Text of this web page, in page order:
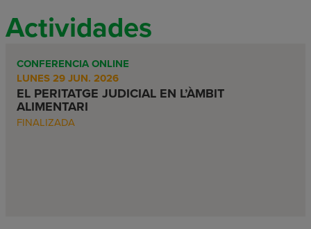
Actividades
CONFERENCIA ONLINE
LUNES 29 JUN. 2026
EL PERITATGE JUDICIAL EN L’ÀMBIT
ALIMENTARI
FINALIZADA